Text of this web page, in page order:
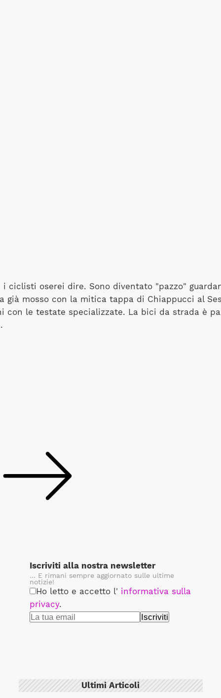
oserei dire. Sono diventato "pazzo"
già mosso con la mitica tappa di Chiappucci al
con le testate specializzate. La bici da strada è
Iscriviti alla nostra newsletter
... E rimani sempre aggiornato sulle ultime
notizie!
Ho letto e accetto l' informativa sulla
privacy.
Ultimi Articoli